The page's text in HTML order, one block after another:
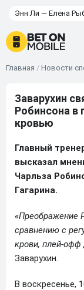
Энн Ли — Елена
Главная / Новости
Заварухин
Робинсона в
кровью
Главный
высказал
Чарльза
Гагарина.
«Преображение
сравнению с
крови, плей-офф
Заварухин.
В воскресенье,